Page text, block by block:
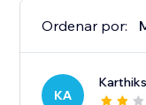
Ordenar por:
KA